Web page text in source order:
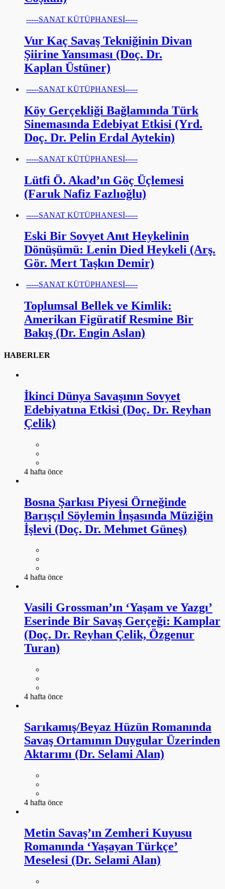
-----SANAT KÜTÜPHANESİ-----
Vur Kaç Savaş Tekniğinin Divan
Şiirine Yansıması (Doç. Dr.
Kaplan Üstüner)
-----SANAT KÜTÜPHANESİ-----
Köy Gerçekliği Bağlamında Türk
Sinemasında Edebiyat Etkisi (Yrd.
Doç. Dr. Pelin Erdal Aytekin)
-----SANAT KÜTÜPHANESİ-----
Lütfi Ö. Akad’ın Göç Üçlemesi
(Faruk Nafiz Fazlıoğlu)
-----SANAT KÜTÜPHANESİ-----
Eski Bir Sovyet Anıt Heykelinin
Dönüşümü: Lenin Died Heykeli (Arş.
Gör. Mert Taşkın Demir)
-----SANAT KÜTÜPHANESİ-----
Toplumsal Bellek ve Kimlik:
Amerikan Figüratif Resmine Bir
Bakış (Dr. Engin Aslan)
HABERLER
İkinci Dünya Savaşının Sovyet
Edebiyatına Etkisi (Doç. Dr. Reyhan
Çelik)
4 hafta önce
Bosna Şarkısı Piyesi Örneğinde
Barışçıl Söylemin İnşasında Müziğin
İşlevi (Doç. Dr. Mehmet Güneş)
4 hafta önce
Vasili Grossman’ın ‘Yaşam ve Yazgı’
Eserinde Bir Savaş Gerçeği: Kamplar
(Doç. Dr. Reyhan Çelik, Özgenur
Turan)
4 hafta önce
Sarıkamış/Beyaz Hüzün Romanında
Savaş Ortamının Duygular Üzerinden
Aktarımı (Dr. Selami Alan)
4 hafta önce
Metin Savaş’ın Zemheri Kuyusu
Romanında ‘Yaşayan Türkçe’
Meselesi (Dr. Selami Alan)